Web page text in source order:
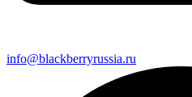
info@blackberryrussia.ru